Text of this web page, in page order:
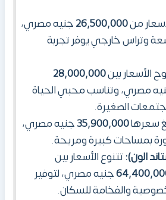
من26,500,000جنيه مصري،
وتراس خارجي يوفر تجربة
الأسعار بين28,000,000
مصري، وتناسب محبي الحياة
الصغيرة.
سعرها35,900,000جنيه مصري،
بمساحات كبيرة ومريحة.
الون):تتنوع الأسعار بين
جنيه مصري، لتوفير
والفخامة للسكان.